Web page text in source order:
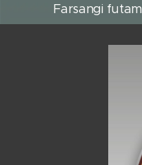
Farsangi futam